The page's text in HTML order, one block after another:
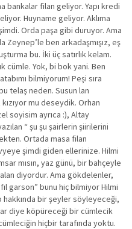
bankalar filan geliyor. Yapı kredi
Huyname geliyor. Aklıma
Orda paşa gibi duruyor. Ama
ben arkadaşmışız, eş
bu. İki üç satırlık kelam.
cümle. Yok, bi bok yani. Ben
bilmiyorum! Peşi sıra
telaş neden. Susun lan
kızıyor mu deseydik. Orhan
soyisim ayrıca :), Altay
“ şu şu şairlerin şiirilerini
Ortada masa filan
şimdi giden ellerinize. Hilmi
mısın, yaz günü, bir bahçeyle
diyordur. Ama gökdelenler,
garson” bunu hiç bilmiyor Hilmi
hakkında bir şeyler söyleyeceği,
diye köpüreceği bir cümlecik
hiçbir tarafında yoktu.